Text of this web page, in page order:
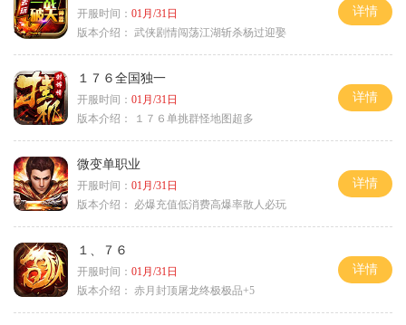
开服时间： 01月/31日
版本介绍： 武侠剧情闯荡江湖斩杀杨过迎娶
详情
１７６全国独一
开服时间： 01月/31日
版本介绍：
１７６单挑群怪地图超多
详情
微变单职业
开服时间： 01月/31日
版本介绍：
必爆充值低消费高爆率散人必玩
详情
１、７６
开服时间： 01月/31日
版本介绍： 赤月封顶屠龙终极极品+5
详情